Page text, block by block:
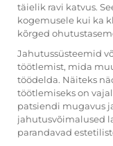
täielik ravi katvus.
kogemusele kui ka
kõrged
Jahutussüsteemid
töötlemist, mida
töödelda. Näiteks
töötlemiseks on
patsiendi mugavus
jahutusvõimalused
parandavad